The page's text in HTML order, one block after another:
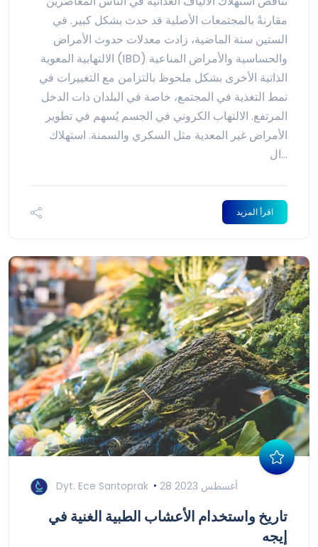
مقارنةً بالمجتمعات الأصلية قد حدث بشكل كبير. في
الستين سنة الماضية، زادت معدلات حدوث الأمراض
الالتهابية المعوية (IBD) والحساسية والأمراض المناعية
الذاتية الأخرى بشكل ملحوظ بالتزامن مع التغييرات في
نمط التغذية في المجتمع، خاصة في البلدان ذات الدخل
المرتفع. الالتهاب الكروني في الجسم يُسهم في تطوير
الأمراض غير المعدية مثل السكري والسمنة. استهلاك
ال...
اقرأ المزيد
Dyt. Ece Sarıtoprak 28 أغسطس 2023
تاريخ واستخدام الأعشاب الطبية الغنية في
إيجه